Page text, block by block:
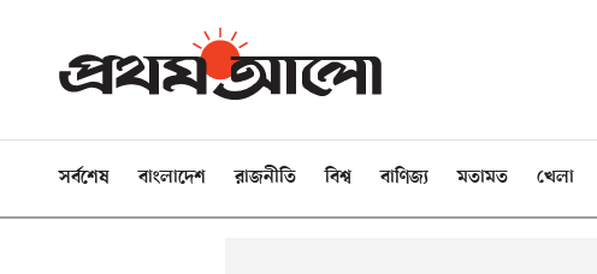
সর্বশেষ বাংলাদেশ রাজনীতি বিশ্ব বাণিজ্য মতামত খেলা